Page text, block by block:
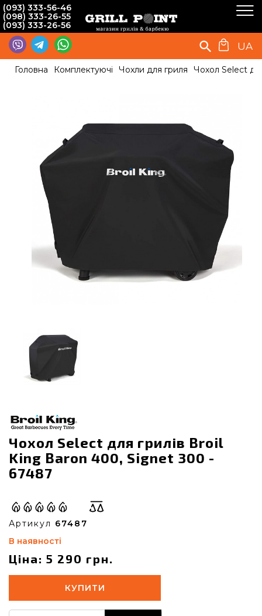
(093) 333-56-46
(098) 333-26-55
(093) 333-26-56
UA
Головна Комплектуючі Чохли для гриля Чохол Select
Чохол Select для грилів Broil
King Baron 400, Signet 300 -
67487
Артикул 67487
В наявності
Ціна: 5 290 грн.
КУПИТИ